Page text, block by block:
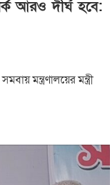
আরও দীর্ঘ হবে:
মন্ত্রণালয়ের মন্ত্রী